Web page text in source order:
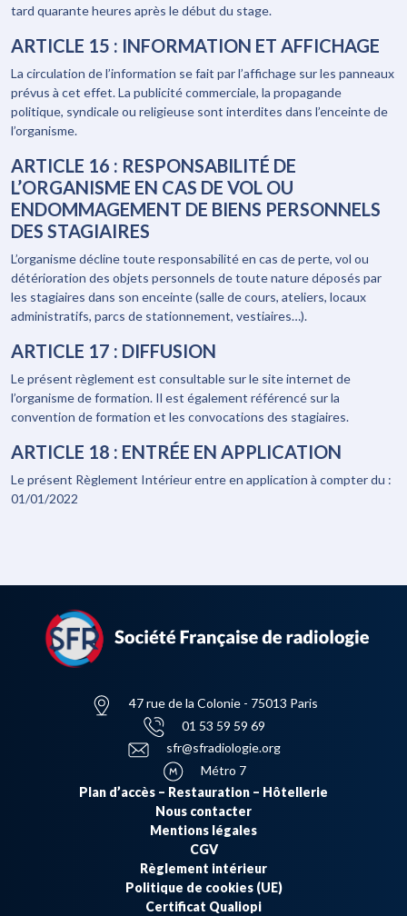
tard quarante heures après le début du stage.
ARTICLE 15 : INFORMATION ET AFFICHAGE
La circulation de l’information se fait par l’affichage sur les panneaux
prévus à cet effet. La publicité commerciale, la propagande
politique, syndicale ou religieuse sont interdites dans l’enceinte de
l’organisme.
ARTICLE 16 : RESPONSABILITÉ DE
L’ORGANISME EN CAS DE VOL OU
ENDOMMAGEMENT DE BIENS PERSONNELS
DES STAGIAIRES
L’organisme décline toute responsabilité en cas de perte, vol ou
détérioration des objets personnels de toute nature déposés par
les stagiaires dans son enceinte (salle de cours, ateliers, locaux
administratifs, parcs de stationnement, vestiaires…).
ARTICLE 17 : DIFFUSION
Le présent règlement est consultable sur le site internet de
l’organisme de formation. Il est également référencé sur la
convention de formation et les convocations des stagiaires.
ARTICLE 18 : ENTRÉE EN APPLICATION
Le présent Règlement Intérieur entre en application à compter du :
01/01/2022
47 rue de la Colonie - 75013 Paris
01 53 59 59 69
sfr@sfradiologie.org
Métro 7
Plan d’accès – Restauration – Hôtellerie
Nous contacter
Mentions légales
CGV
Règlement intérieur
Politique de cookies (UE)
Certificat Qualiopi